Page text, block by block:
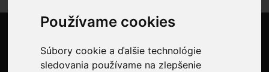
Používame cookies
Súbory cookie a ďalšie technológie
sledovania používame na zlepšenie